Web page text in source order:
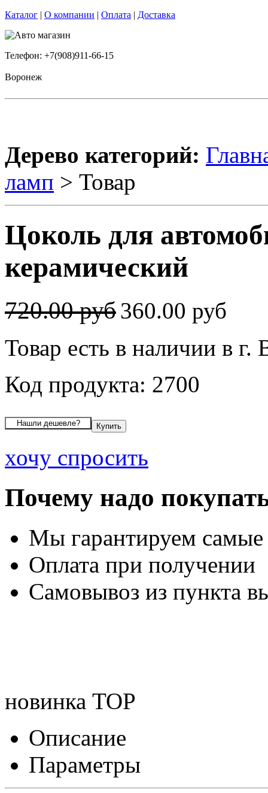
Каталог | О компании | Оплата | Доставка
Телефон: +7(908)911-66-15
Воронеж
Дерево категорий:
ламп > Товар
Цоколь для
керамический
720.00 руб360.00 руб
Товар есть в наличии в г.
Код продукта: 2700
хочу спросить
Почему надо
Мы гарантируем
Оплата при получении
Самовывоз из пункта
новинка TOP
Описание
Параметры